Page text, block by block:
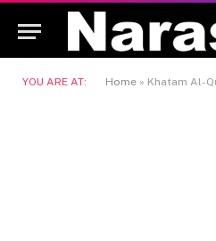
YOU ARE AT: Home » Khatam Al-